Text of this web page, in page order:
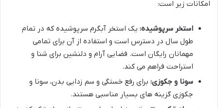
امکانات زیر است:
استخر سرپوشیده: یک استخر آبگرم سرپوشیده که در تمام
طول سال در دسترس است و استفاده از آن برای تمامی
مهمانان رایگان است. فضایی آرام و دلنشین برای شنا و
استراحت فراهم می کند.
سونا و جکوزی: برای رفع خستگی و سم زدایی بدن، سونا و
جکوزی گزینه های بسیار مناسبی هستند.